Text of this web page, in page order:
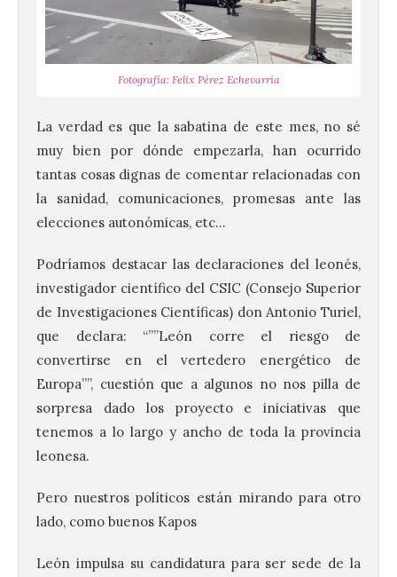
Fotografía: Felix Pérez Echevarría
La verdad es que la sabatina de este mes, no sé
muy bien por dónde empezarla, han ocurrido
tantas cosas dignas de comentar relacionadas con
la sanidad, comunicaciones, promesas ante las
elecciones autonómicas, etc…
Podríamos destacar las declaraciones del leonés,
investigador científico del CSIC (Consejo Superior
de Investigaciones Científicas) don Antonio Turiel,
que declara: “””León corre el riesgo de
convertirse en el vertedero energético de
Europa””, cuestión que a algunos no nos pilla de
sorpresa dado los proyecto e iniciativas que
tenemos a lo largo y ancho de toda la provincia
leonesa.
Pero nuestros políticos están mirando para otro
lado, como buenos Kapos
León impulsa su candidatura para ser sede de la